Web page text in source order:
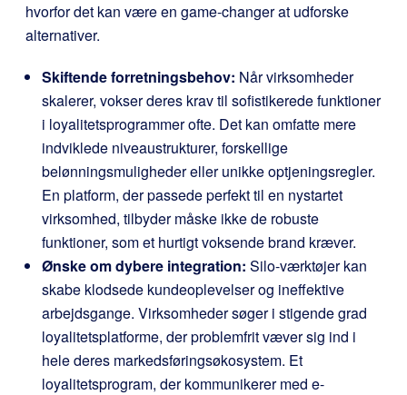
hvorfor det kan være en game-changer at udforske
alternativer.
Skiftende forretningsbehov: Når virksomheder
skalerer, vokser deres krav til sofistikerede funktioner
i loyalitetsprogrammer ofte. Det kan omfatte mere
indviklede niveaustrukturer, forskellige
belønningsmuligheder eller unikke optjeningsregler.
En platform, der passede perfekt til en nystartet
virksomhed, tilbyder måske ikke de robuste
funktioner, som et hurtigt voksende brand kræver.
Ønske om dybere integration: Silo-værktøjer kan
skabe klodsede kundeoplevelser og ineffektive
arbejdsgange. Virksomheder søger i stigende grad
loyalitetsplatforme, der problemfrit væver sig ind i
hele deres markedsføringsøkosystem. Et
loyalitetsprogram, der kommunikerer med e-